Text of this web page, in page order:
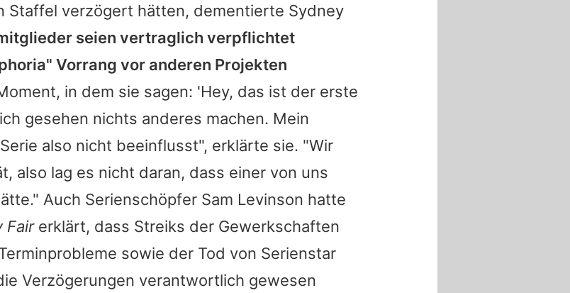
Staffel verzögert hätten, dementierte Sydney
seien vertraglich verpflichtet
Vorrang vor anderen Projekten
in dem sie sagen: 'Hey, das ist der erste
gesehen nichts anderes machen. Mein
also nicht beeinflusst", erklärte sie. "Wir
also lag es nicht daran, dass einer von uns
Auch Serienschöpfer Sam Levinson hatte
Fairerklärt, dass Streiks der Gewerkschaften
sowie der Tod von Serienstar
Verzögerungen verantwortlich gewesen